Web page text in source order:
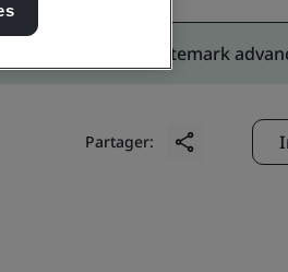
Kitemark
Partager: